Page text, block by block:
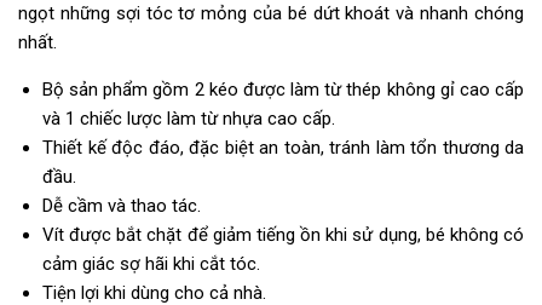
ngọt những sợi tóc tơ mỏng của bé dứt khoát và nhanh chóng
nhất.
Bộ sản phẩm gồm 2 kéo được làm từ thép không gỉ cao cấp
và 1 chiếc lược làm từ nhựa cao cấp.
Thiết kế độc đáo, đặc biệt an toàn, tránh làm tổn thương da
đầu.
Dễ cầm và thao tác.
Vít được bắt chặt để giảm tiếng ồn khi sử dụng, bé không có
cảm giác sợ hãi khi cắt tóc.
Tiện lợi khi dùng cho cả nhà.